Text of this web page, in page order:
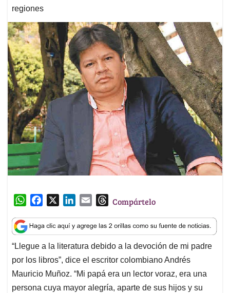
regiones
W
a
t
s
A
p
p
c
e
b
o
o
k
n
k
e
d
I
n
a
i
l
T
r
e
a
d
s
Compártelo
“Llegue a la literatura debido a la devoción de mi padre
por los libros”, dice el escritor colombiano Andrés
Mauricio Muñoz. “Mi papá era un lector voraz, era una
persona cuya mayor alegría, aparte de sus hijos y su